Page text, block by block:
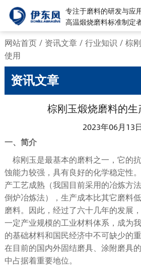
专注于磨料的研发与应
高温煅烧磨料标准制定
网站首页/ 资讯文章/ 行业知识/ 棕
使用
资讯文章
棕刚玉煅烧磨料的生
2023年06月13
一、简介
棕刚玉是最基本的磨料之一，它的
蚀能力较强，具有良好的化学稳定性
产工艺成熟（我国目前采用的冶炼方
倒炉冶炼法），生产成本比其它磨料
磨料。因此，经过了六十几年的发展
一定产业规模的工业材料体系，成为
的基础材料和国民经济中不可缺少的
在目前的国内外固结磨具、涂附磨具
中占据着重要地位。